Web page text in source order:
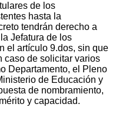
de los
hasta la
tendrán derecho a
Jefatura de los
el artículo 9.dos, sin que
caso de solicitar varios
Departamento, el Pleno
de Educación y
de nombramiento,
y capacidad.